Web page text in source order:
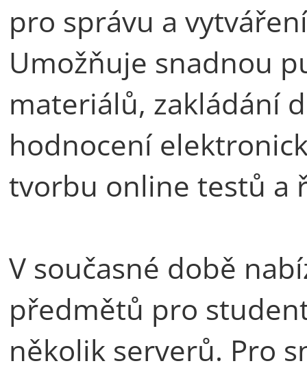
pro správu a
Umožňuje snadnou
materiálů, zakládání
hodnocení
tvorbu online testů a
V současné době
předmětů pro
několik serverů. Pro